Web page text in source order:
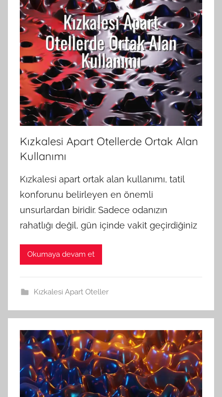
Kızkalesi Apart Otellerde Ortak Alan
Kullanımı
Kızkalesi apart ortak alan kullanımı, tatil
konforunu belirleyen en önemli
unsurlardan biridir. Sadece odanızın
rahatlığı değil, gün içinde vakit geçirdiğiniz
Okumaya devam et
Kızkalesi Apart Oteller